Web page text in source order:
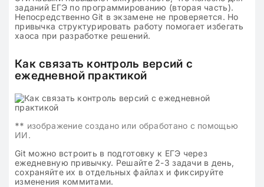
заданий ЕГЭ по программированию (вторая часть).
Непосредственно Git в экзамене не проверяется. Но
привычка структурировать работу помогает избегать
хаоса при разработке решений.
Как связать контроль версий с
ежедневной практикой
** изображение создано или обработано с помощью
ИИ.
Git можно встроить в подготовку к ЕГЭ через
ежедневную привычку. Решайте 2-3 задачи в день,
сохраняйте их в отдельных файлах и фиксируйте
изменения коммитами.